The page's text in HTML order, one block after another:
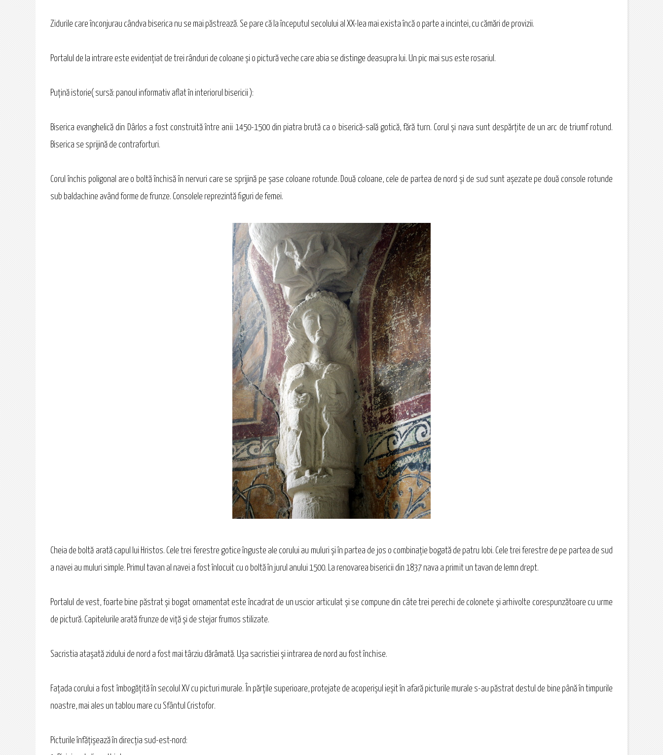
Zidurile care înconjurau cândva biserica nu se mai păstrează. Se pare că la începutul secolului al XX-lea mai exista încă o parte a incintei, cu cămări de provizii.
Portalul de la intrare este evidenţiat de trei rânduri de coloane şi o pictură veche care abia se distinge deasupra lui. Un pic mai sus este rosariul.
Puţină istorie( sursă: panoul informativ aflat în interiorul bisericii ):
Biserica evanghelică din Dârlos a fost construită între anii 1450-1500 din piatra brută ca o biserică-sală gotică, fără turn. Corul şi nava sunt despărţite de un arc de triumf rotund.
Biserica se sprijină de contraforturi.
Corul închis poligonal are o boltă închisă în nervuri care se sprijină pe şase coloane rotunde. Două coloane, cele de partea de nord şi de sud sunt aşezate pe două console rotunde
sub baldachine având forme de frunze. Consolele reprezintă figuri de femei.
Cheia de boltă arată capul lui Hristos. Cele trei ferestre gotice înguste ale corului au muluri şi în partea de jos o combinaţie bogată de patru lobi. Cele trei ferestre de pe partea de sud
a navei au muluri simple. Primul tavan al navei a fost înlocuit cu o boltă în jurul anului 1500. La renovarea bisericii din 1837 nava a primit un tavan de lemn drept.
Portalul de vest, foarte bine păstrat şi bogat ornamentat este încadrat de un uscior articulat şi se compune din câte trei perechi de colonete şi arhivolte corespunzătoare cu urme
de pictură. Capitelurile arată frunze de viță şi de stejar frumos stilizate.
Sacristia ataşată zidului de nord a fost mai târziu dărâmată. Uşa sacristiei şi intrarea de nord au fost închise.
Faţada corului a fost îmbogăţită în secolul XV cu picturi murale. În părţile superioare, protejate de acoperişul ieşit în afară picturile murale s-au păstrat destul de bine până în timpurile
noastre, mai ales un tablou mare cu Sfântul Cristofor.
Picturile înfăţişează în direcţia sud-est-nord: